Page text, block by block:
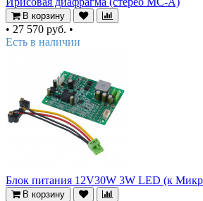
В корзину
• 27 570 руб. •
Есть в наличии
Блок питания 12V30W 3W LED (к
В корзину